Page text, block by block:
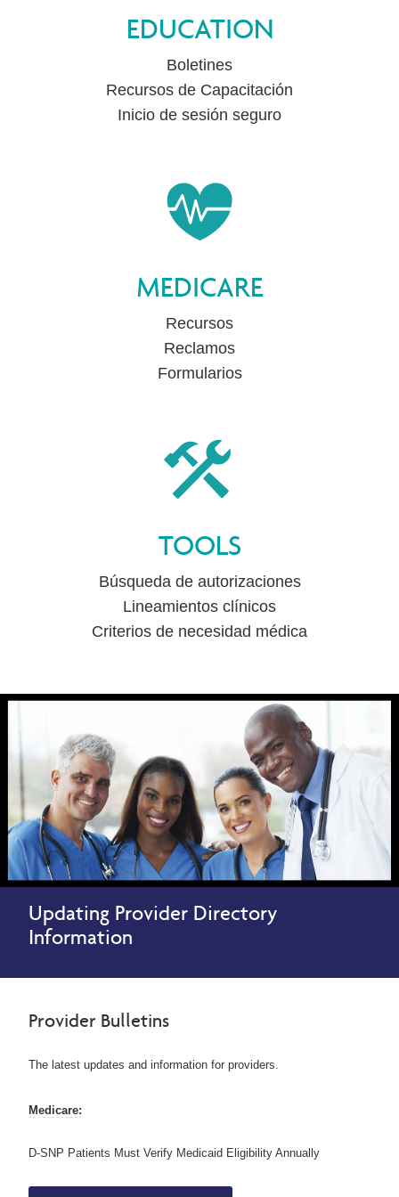
EDUCATION
Boletines
Recursos de Capacitación
Inicio de sesión seguro
MEDICARE
Recursos
Reclamos
Formularios
TOOLS
Búsqueda de autorizaciones
Lineamientos clínicos
Criterios de necesidad médica
Updating Provider Directory
Information
Provider Bulletins
The latest updates and information for providers.
Medicare:
D-SNP Patients Must Verify Medicaid Eligibility Annually